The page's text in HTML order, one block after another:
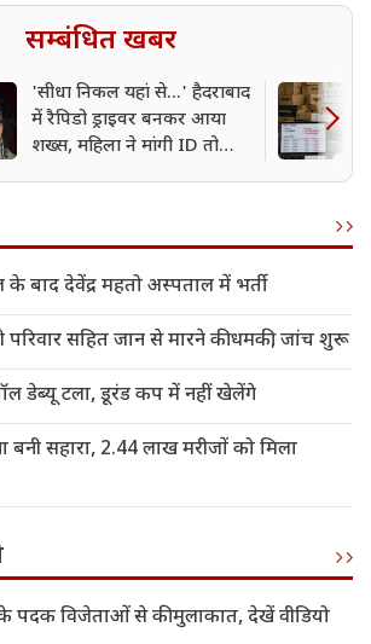
सम्बंधित खबर
'सीधा निकल यहां से...' हैदराबाद
में रैपिडो ड्राइवर बनकर आया
शख्स, महिला ने मांगी ID तो
बाद देवेंद्र महतो अस्पताल में भर्ती
परिवार सहित जान से मारने की धमकी, जांच शुरू
डेब्यू टला, डूरंड कप में नहीं खेलेंगे
सहारा, 2.44 लाख मरीजों को मिला
पदक विजेताओं से की मुलाकात, देखें वीडियो